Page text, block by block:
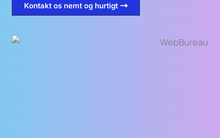
Kontakt os nemt og hurtigt